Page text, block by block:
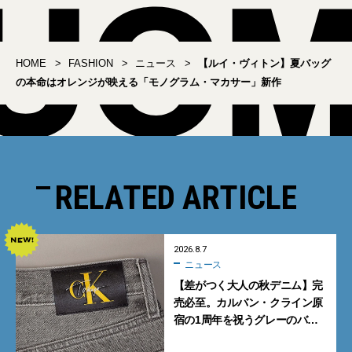
HOME FASHION ニュース
【ルイ・ヴィトン】夏バッグ
の本命はオレンジが映える「モノグラム・マカサー」新作
RELATED ARTICLE
2026.8.7
ニュース
【差がつく大人の秋デニム】完
売必至。カルバン・クライン原
宿の1周年を祝うグレーのバ